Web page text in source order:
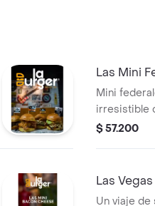
Las Mini
Mini
irresistible
mini, cada
sabor
ahumado y
$ 57.200
Las Vegas
Un viaje de